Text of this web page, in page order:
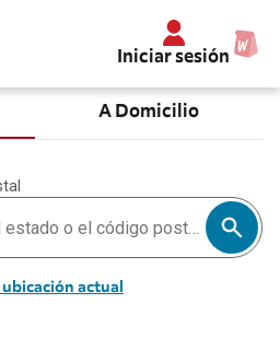
Iniciar sesión
A Domicilio
ubicación actual